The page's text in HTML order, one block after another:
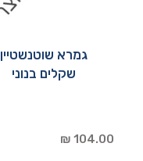
גמרא שוטנשטיין
שקלים בנוני
104.00 ₪